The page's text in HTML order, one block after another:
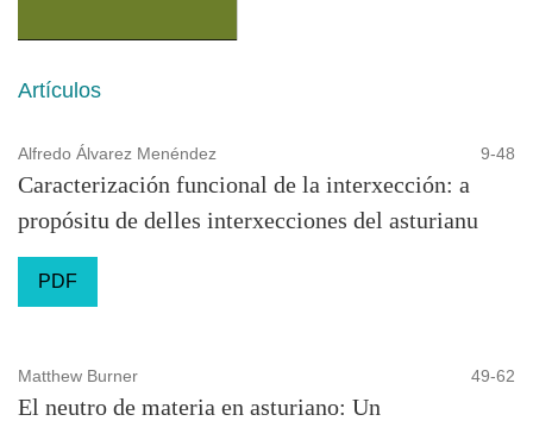
Artículos
Alfredo Álvarez Menéndez 9-48
Caracterización funcional de la interxección: a
propósitu de delles interxecciones del asturianu
PDF
Matthew Burner 49-62
El neutro de materia en asturiano: Un